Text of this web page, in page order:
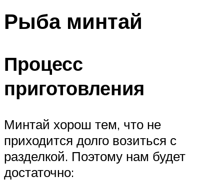
Рыба минтай
Процесс
приготовления
Минтай хорош тем, что не
приходится долго возиться с
разделкой. Поэтому нам будет
достаточно: